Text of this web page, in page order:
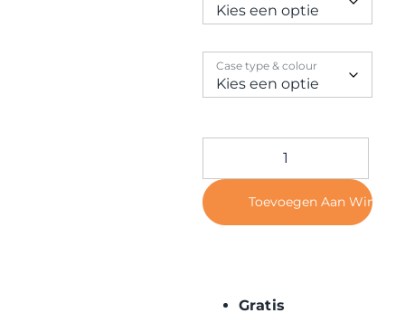
Case type & colour
Toevoegen Aan
Gratis